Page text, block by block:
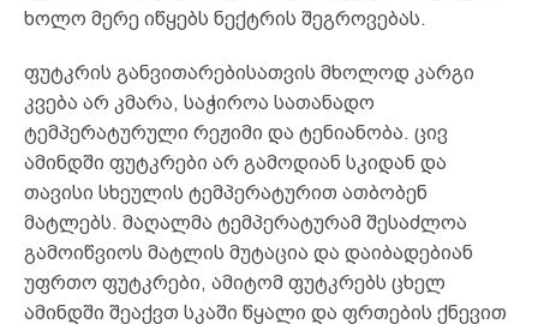
ხოლო მერე იწყებს ნექტრის შეგროვებას.
ფუტკრის განვითარებისათვის მხოლოდ კარგი
კვება არ კმარა, საჭიროა სათანადო
ტემპერატურული რეჟიმი და ტენიანობა. ცივ
ამინდში ფუტკრები არ გამოდიან სკიდან და
თავისი სხეულის ტემპერატურით ათბობენ
მატლებს. მაღალმა ტემპერატურამ შესაძლოა
გამოიწვიოს მატლის მუტაცია და დაიბადებიან
უფრთო ფუტკრები, ამიტომ ფუტკრებს ცხელ
ამინდში შეაქვთ სკაში წყალი და ფრთების ქნევით